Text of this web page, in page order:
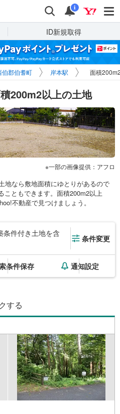
検索 通知
i
ID新規取得
伯郡伯耆町 岸本駅 面積
200m2以上の土地
一部の画像提供：アフロ
地なら敷地面積にゆとりがあるので
こともできます。面積200m2以上
不動産で見つけましょう。
条件付き土地を含
条件変更
条件保存 通知設定
する